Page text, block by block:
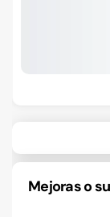
Mejoras o